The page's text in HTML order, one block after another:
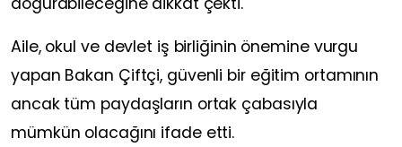
Aile, okul ve devlet iş birliğinin önemine vurgu
yapan Bakan Çiftçi, güvenli bir eğitim ortamının
ancak tüm paydaşların ortak çabasıyla
mümkün olacağını ifade etti.